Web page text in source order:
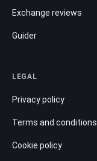
Exchange reviews
Guider
LEGAL
Privacy policy
Terms and conditions
Cookie policy